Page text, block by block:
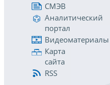
СМЭВ
Аналитический
портал
Видеоматериалы
Карта
сайта
RSS